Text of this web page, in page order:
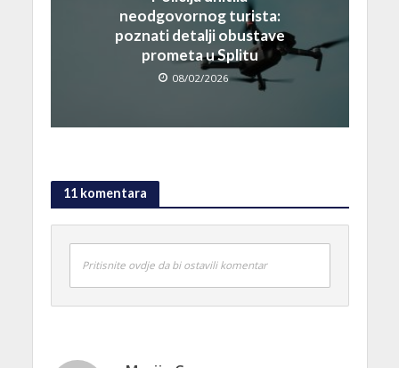
neodgovornog turista:
poznati detalji obustave
prometa u Splitu
08/02/2026
11 komentara
Pritisnite ovdje da bi ostavili komentar